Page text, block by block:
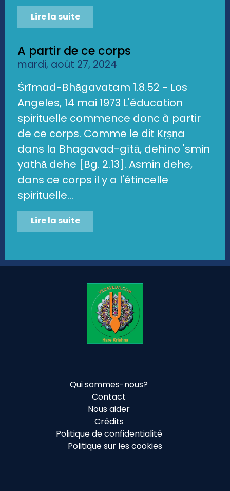
Lire la suite
A partir de ce corps
mardi, août 27, 2024
Śrīmad-Bhāgavatam 1.8.52 - Los
Angeles, 14 mai 1973 L'éducation
spirituelle commence donc à partir
de ce corps. Comme le dit Kṛṣṇa
dans la Bhagavad-gītā, dehino 'smin
yathā dehe [Bg. 2.13]. Asmin dehe,
dans ce corps il y a l'étincelle
spirituelle...
Lire la suite
Qui sommes-nous?
Contact
Nous aider
Crédits
Politique de confidentialité
Politique sur les cookies